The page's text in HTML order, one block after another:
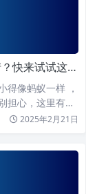
单元格大小自动变化！
得像蚂蚁一样 ，
担心，这里有妙
2025年2月21日